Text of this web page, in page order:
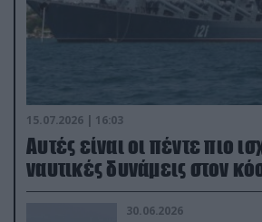
15.07.2026 | 16:03
Aυτές είναι οι πέντε πιο
ναυτικές δυνάμεις στον
30.06.2026